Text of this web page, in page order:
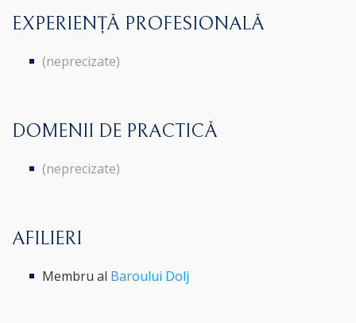
EXPERIENȚĂ PROFESIONALĂ
(neprecizate)
DOMENII DE PRACTICĂ
(neprecizate)
AFILIERI
Membru al Baroului Dolj